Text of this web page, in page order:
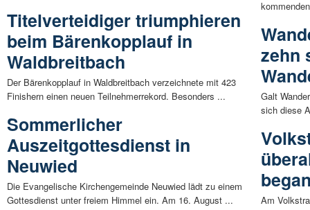
Titelverteidiger triumphieren
beim Bärenkopplauf in
Waldbreitbach
Der Bärenkopplauf in Waldbreitbach verzeichnete mit 423
Finishern einen neuen Teilnehmerrekord. Besonders ...
Sommerlicher
Auszeitgottesdienst in
Neuwied
Die Evangelische Kirchengemeinde Neuwied lädt zu einem
Gottesdienst unter freiem Himmel ein. Am 16. August ...
zehn
Galt
sich diese
Am